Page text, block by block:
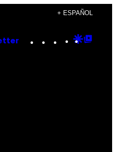
+ ESPAÑOL
Instagram
TikTok
YouTube
Google